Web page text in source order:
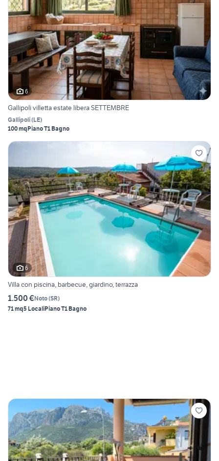
6
Gallipoli villetta estate libera SETTEMBRE
Gallipoli(LE)
100 mqPiano T1 Bagno
6
Villa con piscina, barbecue, giardino, terrazza
1.500 €Noto(SR)
71 mq5 LocaliPiano T1 Bagno